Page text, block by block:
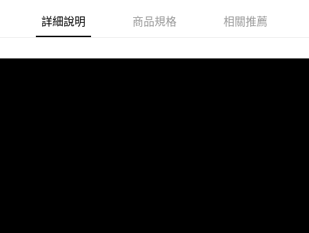
付款後門市自取(待系統通知後才可取貨)
詳細說明 商品規格 相關推薦